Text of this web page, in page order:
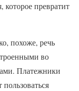
превратит
похоже, речь
во
Платежники